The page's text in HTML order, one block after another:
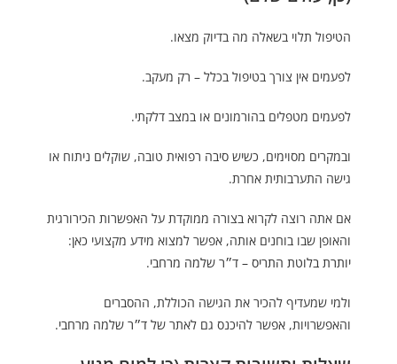
הטיפול תלוי בשאלה מה בדיוק מצאו.
לפעמים אין צורך בטיפול בכלל – רק מעקב.
לפעמים מטפלים בהורמונים או במצב דלקתי.
ובמקרים מסוימים, כשיש סיבה רפואית טובה, שוקלים ניתוח או
גישה התערבותית אחרת.
אם אתה רוצה לקרוא בצורה ממוקדת על האפשרות הכירורגית
והאופן שבו בוחנים אותה, אפשר למצוא מידע מקצועי כאן:
יותרת בלוטת התריס – ד״ר שלמה מרחבי.
ולמי שמעדיף להכיר את הגישה הכוללת, ההסברים
והאפשרויות, אפשר להיכנס גם לאתר שלד״ר שלמה מרחבי.